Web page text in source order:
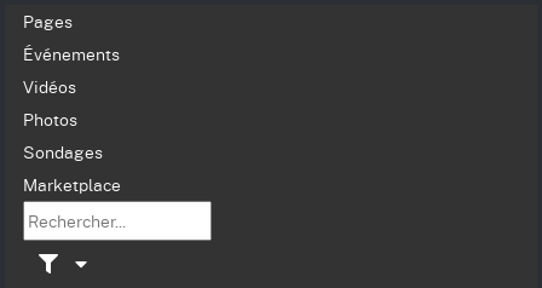
Pages
Événements
Vidéos
Photos
Sondages
Marketplace